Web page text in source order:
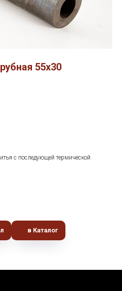
55х30
с последующей термической
в Каталог